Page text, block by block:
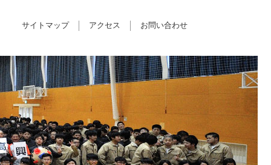
サイトマップ アクセス お問い合わせ